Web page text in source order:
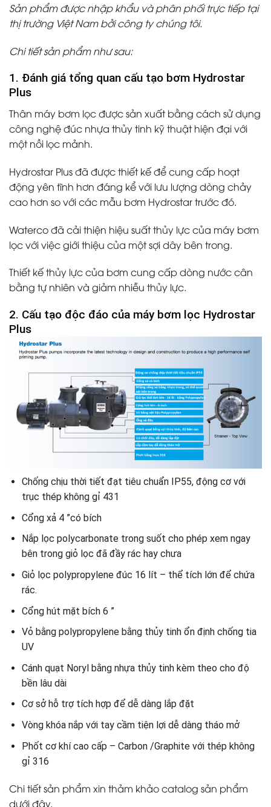
Sản phẩm được nhập khẩu và phân phối trực tiếp tại
thị trường Việt Nam bởi công ty chúng tôi.
Chi tiết sản phẩm như sau:
1. Đánh giá tổng quan cấu tạo bơm Hydrostar
Plus
Thân máy bơm lọc được sản xuất bằng cách sử dụng
công nghệ đúc nhựa thủy tinh kỹ thuật hiện đại với
một nồi lọc mảnh.
Hydrostar Plus đã được thiết kế để cung cấp hoạt
động yên tĩnh hơn đáng kể với lưu lượng dòng chảy
cao hơn so với các mẫu bơm Hydrostar trước đó.
Waterco đã cải thiện hiệu suất thủy lực của máy bơm
lọc với việc giới thiệu của một sợi dây bên trong.
Thiết kế thủy lực của bơm cung cấp dòng nước cân
bằng tự nhiên và giảm nhiễu thủy lực.
2. Cấu tạo độc đáo của máy bơm lọc Hydrostar
Plus
Chống chịu thời tiết đạt tiêu chuẩn IP55, động cơ với
trục thép không gỉ 431
Cổng xả 4 ”có bích
Nắp lọc polycarbonate trong suốt cho phép xem ngay
bên trong giỏ lọc đã đầy rác hay chưa
Giỏ lọc polypropylene đúc 16 lít – thể tích lớn để chứa
rác.
Cổng hút mặt bích 6 ”
Vỏ bằng polypropylene bằng thủy tinh ổn định chống tia
UV
Cánh quạt Noryl bằng nhựa thủy tinh kèm theo cho độ
bền lâu dài
Cơ sở hỗ trợ tích hợp để dễ dàng lắp đặt
Vòng khóa nắp với tay cầm tiện lợi dễ dàng tháo mở
Phốt cơ khí cao cấp – Carbon /Graphite với thép không
gỉ 316
Chi tiết sản phẩm xin thảm khảo catalog sản phẩm
dưới đây.